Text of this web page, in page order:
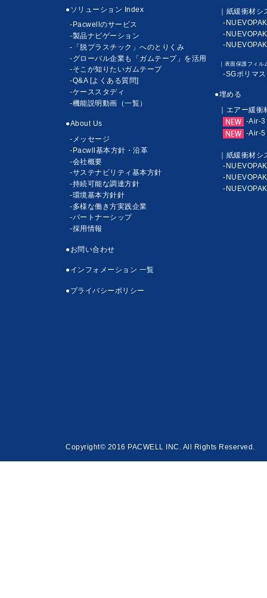
●ソリューション Index
-Pacwellのサービス
-製品ナビゲーション
-「脱プラスチック」へのとりくみ
-グローバル企業も「ガムテープ」を活用
-そこが知りたいガムテープ
-Q&A [よくある質問]
-ケーススタディ
-機能説明動画（一覧）
●About Us
-メッセージ
-Pacwll基本方針・沿革
-会社概要
-サステナビリティ基本方針
-持続可能な調達方針
-環境基本方針針
-多様な働き方実践企業
-パートナーシップ
-採用情報
●お問い合わせ
●インフォメーション 一覧
●プライバシーポリシー
｜紙緩衝材シ
-
-
-
｜表面保護フィル
-SGポリマス
●埋める
｜エアー緩衝
-Air-3
-Air-5
｜紙緩衝材シ
-
-
-
Copyright© 2016 PACWELL INC. All Rights Reserved.